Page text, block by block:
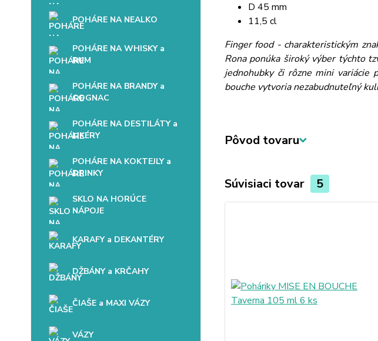
POHÁRE NA NEALKO
POHÁRE NA WHISKY a
RUM
POHÁRE NA BRANDY a
COGNAC
POHÁRE NA DESTILÁTY a
LIKÉRY
POHÁRE NA KOKTEJLY a
DRINKY
SKLO NA HORÚCE
NÁPOJE
KARAFY a DEKANTÉRY
DŽBÁNY a KRČAHY
ČIAŠE a MAXI VÁZY
VÁZY
D 45 mm
11,5 cl
Finger food - charakteristickým
Rona ponúka široký výber týchto
jednohubky či rôzne mini variácie
bouche vytvoria nezabudnuteľný
Pôvod tovaru
Súvisiaci tovar 5